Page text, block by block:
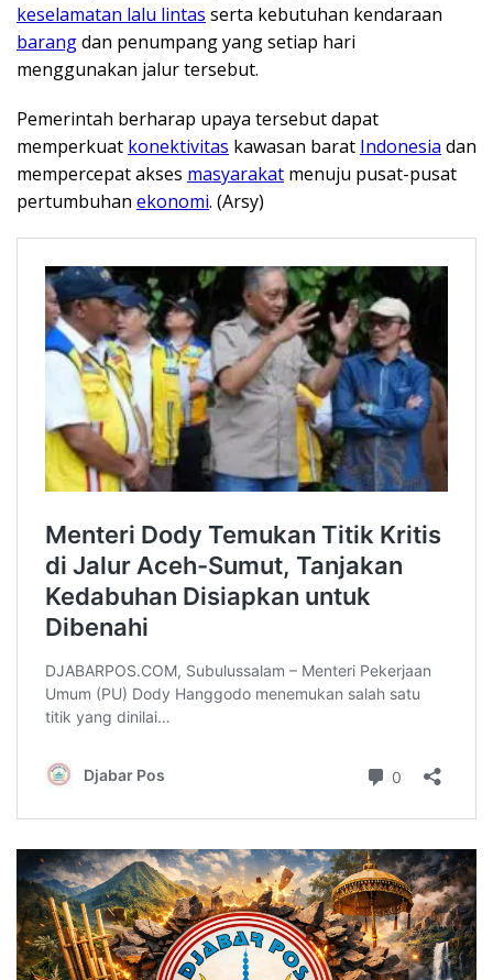
keselamatan lalu lintas serta kebutuhan kendaraan
barangdan penumpang yang setiap hari
menggunakan jalur tersebut.
Pemerintah berharap upaya tersebut dapat
memperkuat konektivitas kawasan barat Indonesia dan
mempercepat akses masyarakat menuju pusat-pusat
pertumbuhan ekonomi. (Arsy)